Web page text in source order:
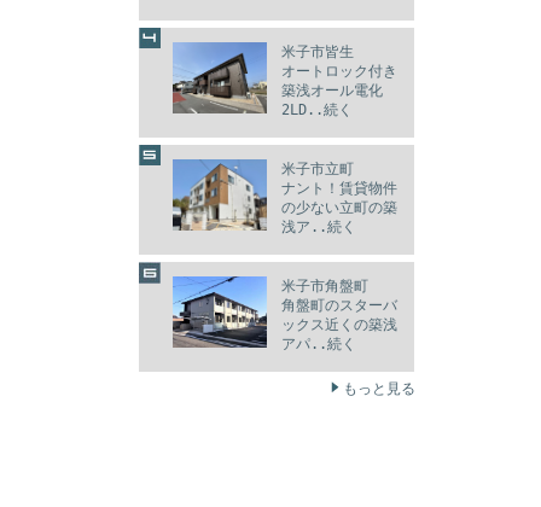
米子市皆生
オートロック付き
築浅オール電化
2LD..続く
米子市立町
ナント！賃貸物件
の少ない立町の築
浅ア..続く
米子市角盤町
角盤町のスターバ
ックス近くの築浅
アパ..続く
もっと見る